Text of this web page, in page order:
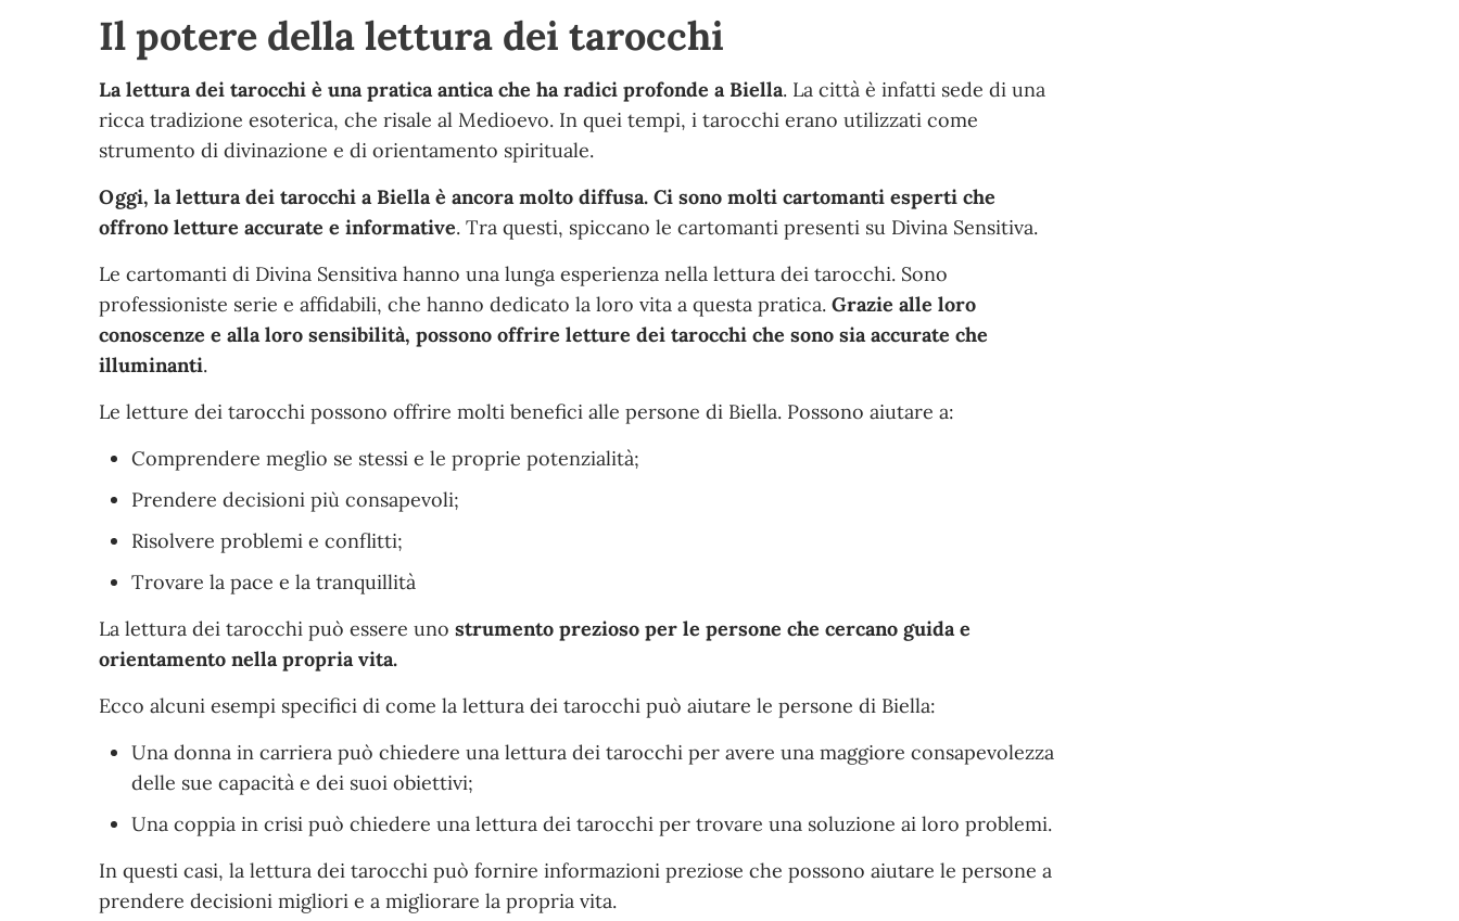
Il potere della lettura dei tarocchi
La lettura dei tarocchi è una pratica antica che ha radici profonde a Biella. La città è infatti sede di una
ricca tradizione esoterica, che risale al Medioevo. In quei tempi, i tarocchi erano utilizzati come
strumento di divinazione e di orientamento spirituale.
Oggi, la lettura dei tarocchi a Biella è ancora molto diffusa. Ci sono molti cartomanti esperti che
offrono letture accurate e informative. Tra questi, spiccano le cartomanti presenti su Divina Sensitiva.
Le cartomanti di Divina Sensitiva hanno una lunga esperienza nella lettura dei tarocchi. Sono
professioniste serie e affidabili, che hanno dedicato la loro vita a questa pratica.Grazie alle loro
conoscenze e alla loro sensibilità, possono offrire letture dei tarocchi che sono sia accurate che
illuminanti.
Le letture dei tarocchi possono offrire molti benefici alle persone di Biella. Possono aiutare a:
Comprendere meglio se stessi e le proprie potenzialità;
Prendere decisioni più consapevoli;
Risolvere problemi e conflitti;
Trovare la pace e la tranquillità
La lettura dei tarocchi può essere unostrumento prezioso per le persone che cercano guida e
orientamento nella propria vita.
Ecco alcuni esempi specifici di come la lettura dei tarocchi può aiutare le persone di Biella:
Una donna in carriera può chiedere una lettura dei tarocchi per avere una maggiore consapevolezza
delle sue capacità e dei suoi obiettivi;
Una coppia in crisi può chiedere una lettura dei tarocchi per trovare una soluzione ai loro problemi.
In questi casi, la lettura dei tarocchi può fornire informazioni preziose che possono aiutare le persone a
prendere decisioni migliori e a migliorare la propria vita.